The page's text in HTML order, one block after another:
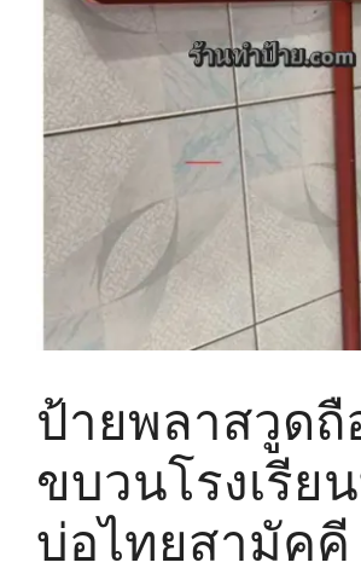
ป้ายพลาสวูดถื
ขบวนโรงเรีย
บ่อไทยสามัคคี